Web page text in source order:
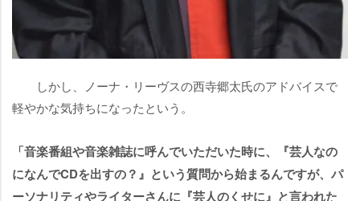
しかし、ノーナ・リーヴスの西寺郷太氏のアドバイスで
軽やかな気持ちになったという。
「音楽番組や音楽雑誌に呼んでいただいた時に、『芸人なの
になんでCDを出すの？』という質問から始まるんですが、パ
ーソナリティやライターさんに『芸人のくせに』と言われた